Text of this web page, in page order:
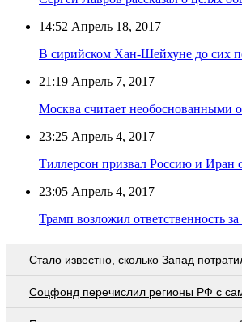
14:52 Апрель 18, 2017
В сирийском Хан-Шейхуне до сих
21:19 Апрель 7, 2017
Москва считает необоснованными
23:25 Апрель 4, 2017
Тиллерсон призвал Россию и Иран
23:05 Апрель 4, 2017
Трамп возложил ответственность
Стало известно, сколько Запад
Соцфонд перечислил регионы РФ с